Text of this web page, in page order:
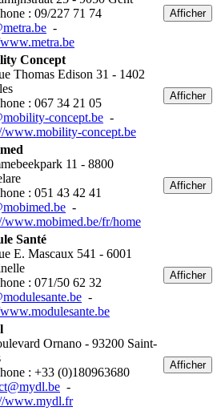
: 09/227 71 74
-
Afficher
Concept
Thomas Edison 31 - 1402
: 067 34 21 05
concept.be -
www.mobility-concept.be
Afficher
11 - 8800
: 051 43 42 41
-
www.mobimed.be/fr/home
Afficher
Santé
E. Mascaux 541 - 6001
: 071/50 62 32
-
Afficher
Ornano - 93200 Saint-
: +33 (0)180963680
-
www.mydl.fr
Afficher